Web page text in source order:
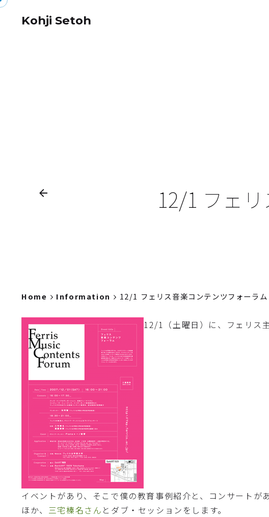
Skip
Kohji Setoh
12/1 フェ
Home Information 12/1 フェリス音楽コンテンツフォーラム
12/1（土曜日）に、フェリス
イベントがあり、そこで僕の教育事例紹介と、コンサート
ほか、 三宅榛名さん とダブ・セッションをします。